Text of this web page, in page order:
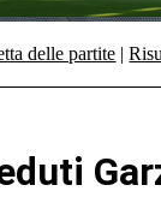
delle partite |